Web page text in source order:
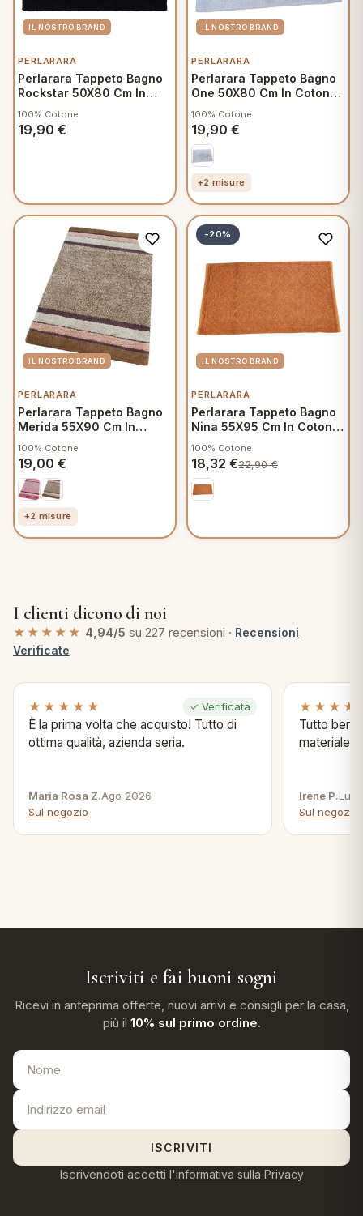
PERLARARA
Perlarara Tappeto Bagno
Rockstar 50X80 Cm In
100% Cotone
19,90 €
PERLARARA
Perlarara Tappeto Bagno
One 50X80 Cm In Cotone
100% Cotone
19,90 €
+2 misure
PERLARARA
Perlarara Tappeto Bagno
Merida 55X90 Cm In
100% Cotone
19,00 €
+2 misure
-20%
PERLARARA
Perlarara Tappeto Bagno
Nina 55X95 Cm In Cotone
100% Cotone
18,32 €22,90€
I clienti dicono di noi
★★★★★ 4,94/5 su 227 recensioni · Recensioni
Verificate
★★★★★ ✓ Verificata
È la prima volta che acquisto! Tutto di
ottima qualità, azienda seria.
Maria Rosa Z.Ago 2026
Sul negozio
Tutto bene
materiale .
Irene P.Lug
Sul negozio
Iscriviti e fai buoni sogni
Ricevi in anteprima offerte, nuovi arrivi e consigli per la casa,
più il 10% sul primo ordine.
ISCRIVITI
Iscrivendoti accetti l'Informativa sulla Privacy